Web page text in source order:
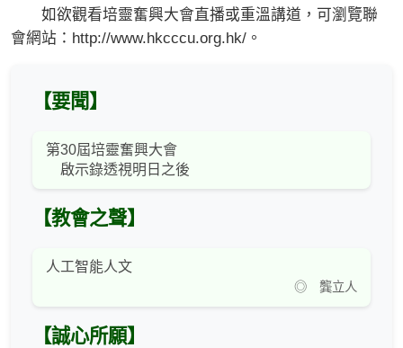
如欲觀看培靈奮興大會直播或重溫講道，可瀏覽聯
會網站：http://www.hkcccu.org.hk/。
【要聞】
第30屆培靈奮興大會
啟示錄透視明日之後
【教會之聲】
人工智能人文
◎ 龔立人
【誠心所願】